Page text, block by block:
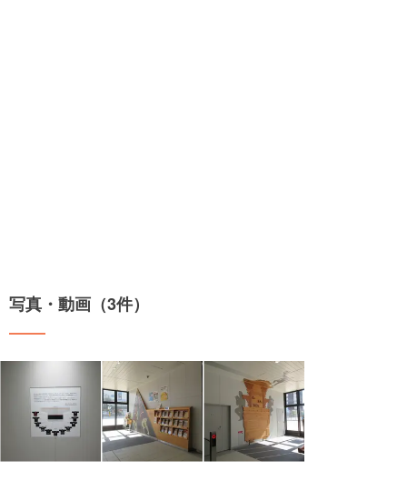
写真・動画（3件）